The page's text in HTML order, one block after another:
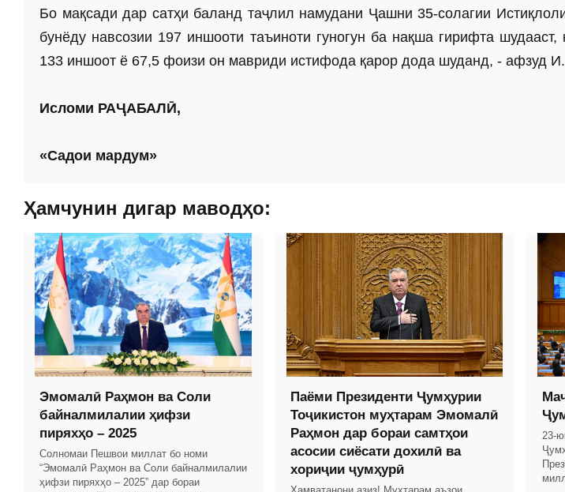
Бо мақсади дар сатҳи баланд таҷлил намудани Ҷашни 35-солагии
бунёду навсозии 197 иншооти таъиноти гуногун ба нақша гирифта
133 иншоот ё 67,5 фоизи он мавриди истифода қарор дода шуданд, - афзуд
Исломи РАҶАБАЛӢ,
«Садои мардум»
Ҳамчунин дигар маводҳо:
Эмомалӣ Раҳмон ва Соли
байналмилалии ҳифзи
пиряхҳо – 2025
Солномаи Пешвои миллат бо номи
“Эмомалӣ Раҳмон ва Соли байналмилалии
ҳифзи пиряхҳо – 2025” дар бораи
Паёми Президенти Ҷумҳурии
Тоҷикистон муҳтарам Эмомалӣ
Раҳмон дар бораи самтҳои
асосии сиёсати дохилӣ ва
хориҷии ҷумҳурӣ
23-